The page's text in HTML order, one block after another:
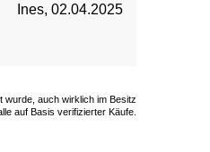
Ines, 02.04.2025
wurde, auch wirklich im Besitz
auf Basis verifizierter Käufe.